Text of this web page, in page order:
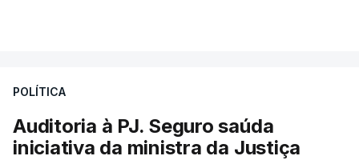
apreendido numa operação de droga.
POLÍTICA
Auditoria à PJ. Seguro saúda
iniciativa da ministra da Justiça